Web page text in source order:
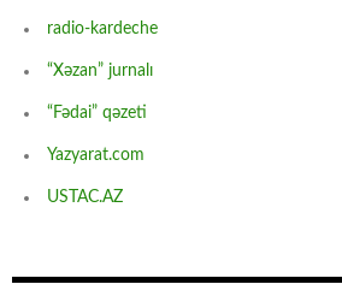
radio-kardeche
“Xəzan” jurnalı
“Fədai” qəzeti
Yazyarat.com
USTAC.AZ